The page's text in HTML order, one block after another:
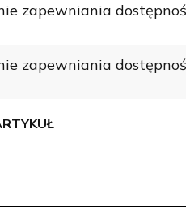
zapewniania
zapewniania